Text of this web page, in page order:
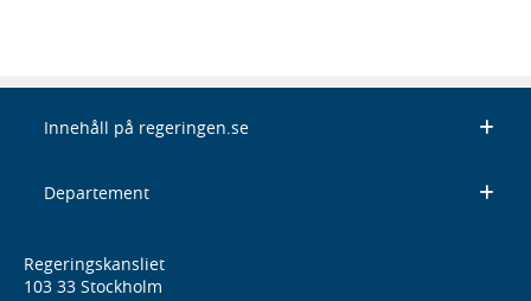
Innehåll på regeringen.se
Departement
Regeringskansliet
103 33 Stockholm